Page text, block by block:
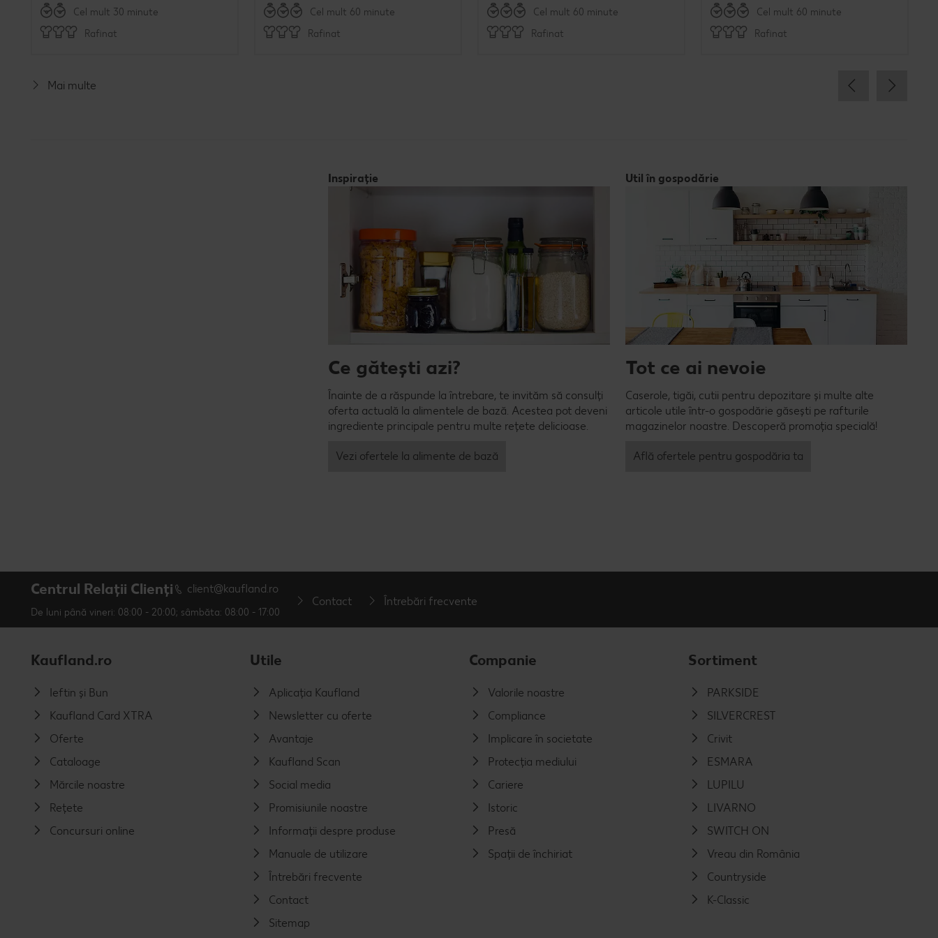
Cel mult 30 minute
Rafinat
Cel mult 60 minute
Rafinat
Cel mult 60 minute
Rafinat
Cel mult 60 minute
Rafinat
Mai multe
Inspirație
Ce gătești azi?
Înainte de a răspunde la întrebare, te invităm să consulți
oferta actuală la alimentele de bază. Acestea pot deveni
ingrediente principale pentru multe rețete delicioase.
Vezi ofertele la alimente de bază
Util în gospodărie
Tot ce ai nevoie
Caserole, tigăi, cutii pentru depozitare și multe alte
articole utile într-o gospodărie găsești pe rafturile
magazinelor noastre. Descoperă promoția specială!
Află ofertele pentru gospodăria ta
Centrul Relații Clienți client@kaufland.ro
De luni până vineri: 08:00 - 20:00; sâmbăta: 08:00 - 17:00
Contact Întrebări frecvente
Kaufland.ro
Ieftin și Bun
Kaufland Card XTRA
Oferte
Cataloage
Mărcile noastre
Rețete
Concursuri online
Utile
Aplicația Kaufland
Newsletter cu oferte
Avantaje
Kaufland Scan
Social media
Promisiunile noastre
Informații despre produse
Manuale de utilizare
Întrebări frecvente
Contact
Sitemap
Companie
Valorile noastre
Compliance
Implicare în societate
Protecția mediului
Cariere
Istoric
Presă
Spații de închiriat
Sortiment
PARKSIDE
SILVERCREST
Crivit
ESMARA
LUPILU
LIVARNO
SWITCH ON
Vreau din România
Countryside
K-Classic